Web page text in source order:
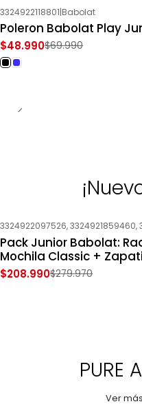
-30%OFF
3324922118801|Babolat
Poleron Babolat Play
$48.990$69.990
-25% OFF
Nuevo
3324922097526, 3324921859460,
Pack Junior Babolat:
Mochila Classic +
$208.990$279.970
PURE
Ver